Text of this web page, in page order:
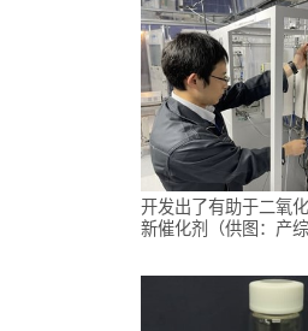
开发出了有助于二氧
新催化剂（供图：产综